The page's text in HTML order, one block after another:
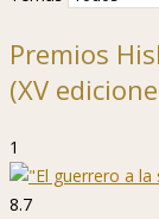
Premios
(XV
1
8.7